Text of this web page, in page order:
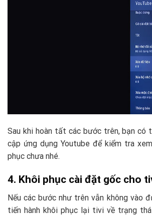
Sau khi hoàn tất các bước trên, bạn có
cập ứng dụng Youtube để kiểm tra
phục chưa nhé.
4. Khôi phục cài đặt gốc cho
Nếu các bước như trên vẫn không vào
tiến hành khôi phục lại tivi về trạng